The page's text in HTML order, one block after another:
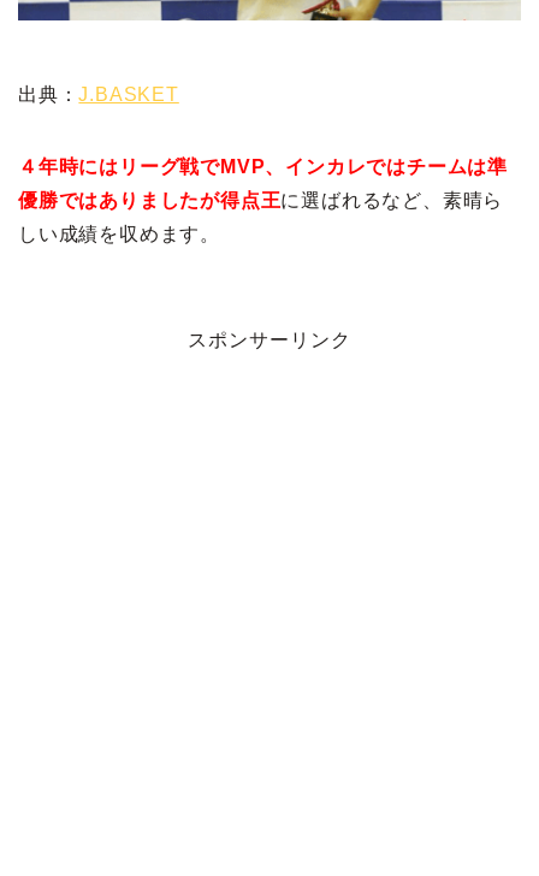
出典：J.BASKET
４年時にはリーグ戦でMVP、インカレではチームは準
優勝ではありましたが得点王に選ばれるなど、素晴ら
しい成績を収めます。
スポンサーリンク